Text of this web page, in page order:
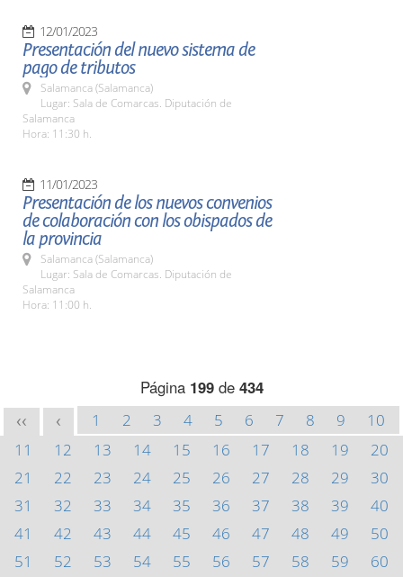
12/01/2023
Presentación del nuevo sistema de
pago de tributos
Salamanca (Salamanca)
Lugar: Sala de Comarcas. Diputación de
Salamanca
Hora: 11:30 h.
11/01/2023
Presentación de los nuevos convenios
de colaboración con los obispados de
la provincia
Salamanca (Salamanca)
Lugar: Sala de Comarcas. Diputación de
Salamanca
Hora: 11:00 h.
Página 199de 434
<< < 1 2 3 4 5 6 7 8 9
10
11
12 13 14 15 16 17 18 19
20
21
22 23 24 25 26 27 28 29
30
31
32 33 34 35 36 37 38 39
40
41
42 43 44 45 46 47 48 49
50
51
52 53 54 55 56 57 58 59
60